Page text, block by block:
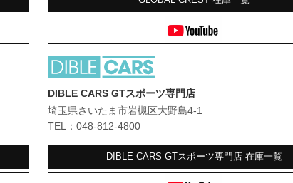
DIBLE CARS GTスポーツ専門店
埼玉県さいたま市岩槻区大野島4-1
TEL：048-812-4800
DIBLE CARS GTスポーツ専門店 在庫一覧